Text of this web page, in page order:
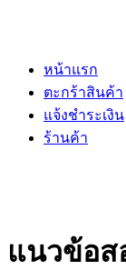
หน้าแรก
ตะกร้าสินค้า
แจ้งชำระเงิน
ร้านค้า
แนวข้อส